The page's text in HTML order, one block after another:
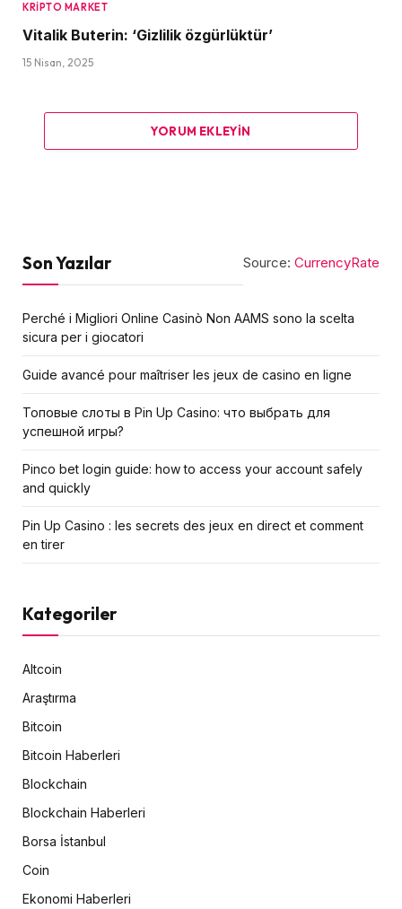
KRIPTO MARKET
Vitalik Buterin: ‘Gizlilik özgürlüktür’
15 Nisan, 2025
YORUM EKLEYIN
Source: CurrencyRate
Son Yazılar
Perché i Migliori Online Casinò Non AAMS sono la scelta
sicura per i giocatori
Guide avancé pour maîtriser les jeux de casino en ligne
Топовые слоты в Pin Up Casino: что выбрать для
успешной игры?
Pinco bet login guide: how to access your account safely
and quickly
Pin Up Casino : les secrets des jeux en direct et comment
en tirer
Kategoriler
Altcoin
Araştırma
Bitcoin
Bitcoin Haberleri
Blockchain
Blockchain Haberleri
Borsa İstanbul
Coin
Ekonomi Haberleri